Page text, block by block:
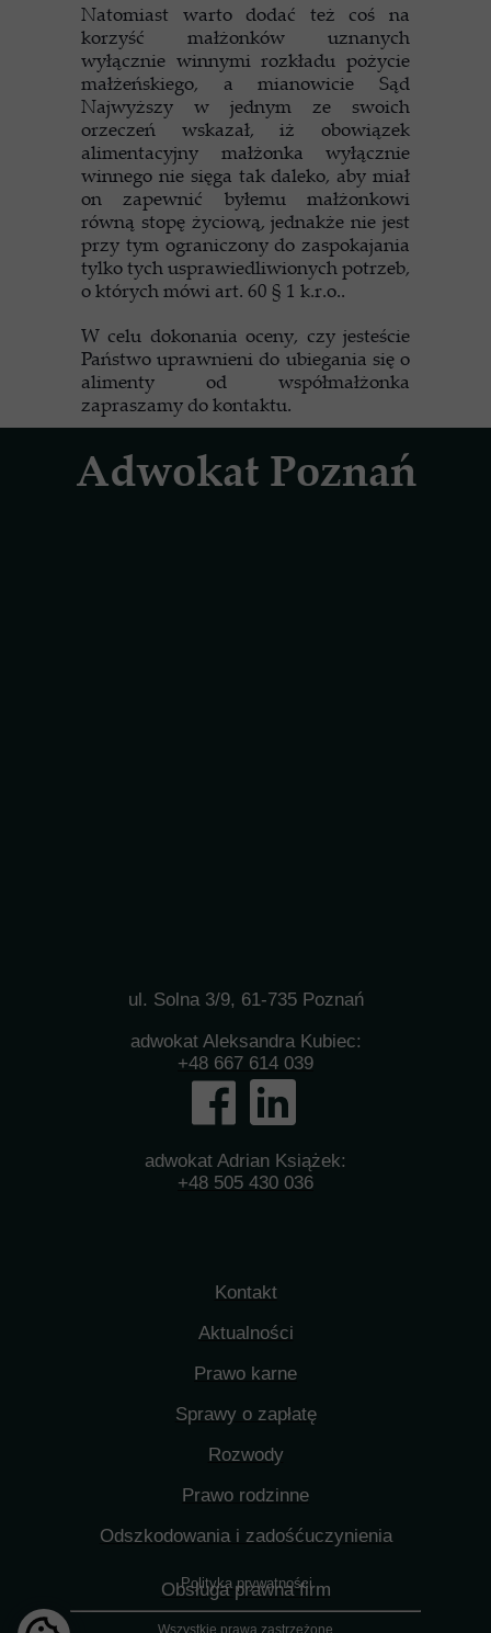
Kontakt
Aktualności
Prawo karne
Odszkodowania i zadośćuczynienia
Prawo rodzinne
Rozwody
Sprawy o zapłatę
Obsługa prawna firm
Polityka prywatności
adwokat Aleksandra Kubiec:
+48 667 614 039
ul. Solna 3/9, 61-735 Poznań
Wszystkie prawa zastrzeżone
adwokat Adrian Książek:
+48 505 430 036
Adwokat Poznań
Natomiast warto dodać też coś na
korzyść małżonków uznanych
wyłącznie winnymi rozkładu pożycie
małżeńskiego, a mianowicie Sąd
Najwyższy w jednym ze swoich
orzeczeń wskazał, iż obowiązek
alimentacyjny małżonka wyłącznie
winnego nie sięga tak daleko, aby miał
on zapewnić byłemu małżonkowi
równą stopę życiową, jednakże nie jest
przy tym ograniczony do zaspokajania
tylko tych usprawiedliwionych potrzeb,
o których mówi art. 60 § 1 k.r.o..
W celu dokonania oceny, czy jesteście
Państwo uprawnieni do ubiegania się o
alimenty od współmałżonka
zapraszamy do kontaktu.